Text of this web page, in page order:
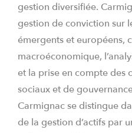
gestion diversifiée.
gestion de conviction sur
émergents et européens,
macroéconomique,
et la prise en compte des
sociaux et de
Carmignac se distingue
de la gestion d’actifs par